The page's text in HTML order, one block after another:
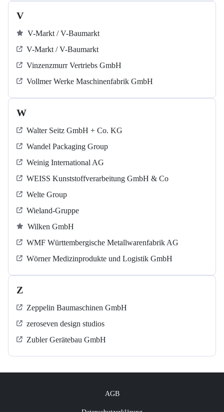
V
V-Markt / V-Baumarkt
V-Markt / V-Baumarkt
Vinzenzmurr Vertriebs GmbH
Vollmer Werke Maschinenfabrik GmbH
W
Walter Seitz GmbH + Co. KG
Wandel Packaging Group
Weinig International AG
WEISS Kunststoffverarbeitung GmbH & Co
Welte Group
Wieland-Gruppe
Wilken GmbH
WMF Württembergische Metallwarenfabrik AG
Wörner Medizinprodukte und Logistik GmbH
Z
Zeppelin Baumaschinen GmbH
zeroseven design studios
Zubler Gerätebau GmbH
AGB